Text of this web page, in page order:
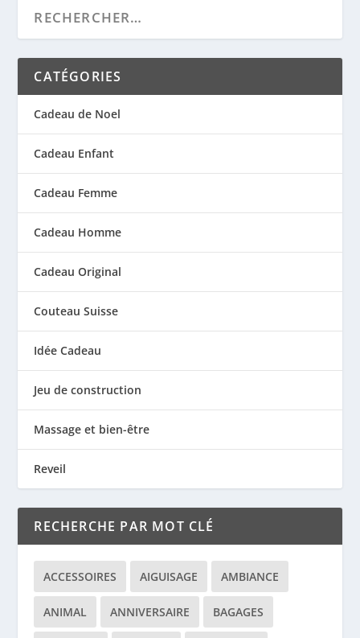
CATÉGORIES
Cadeau de Noel
Cadeau Enfant
Cadeau Femme
Cadeau Homme
Cadeau Original
Couteau Suisse
Idée Cadeau
Jeu de construction
Massage et bien-être
Reveil
RECHERCHE PAR MOT CLÉ
ACCESSOIRES AIGUISAGE AMBIANCE
ANIMAL ANNIVERSAIRE BAGAGES